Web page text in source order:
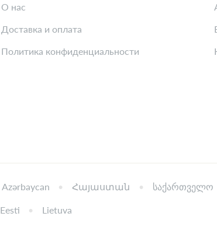
О нас
Доставка и оплата
Политика конфиденциальности
Azərbaycan Հայաստան საქართველო
Eesti Lietuva